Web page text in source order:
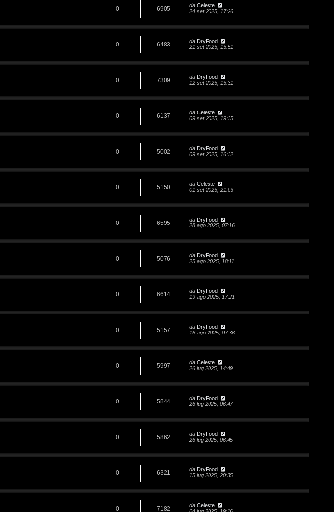
0 6905 da Celeste
24 set 2025, 17:26
0 6483 da DryFood
21 set 2025, 15:51
0 7309 da DryFood
12 set 2025, 15:31
0 6137 da Celeste
09 set 2025, 19:35
0 5002 da DryFood
09 set 2025, 16:32
0 5150 da Celeste
01 set 2025, 21:03
0 6595 da DryFood
28 ago 2025, 07:16
0 5076 da DryFood
25 ago 2025, 18:11
0 6614 da DryFood
19 ago 2025, 17:21
0 5157 da DryFood
16 ago 2025, 07:36
0 5997 da Celeste
26 lug 2025, 14:49
0 5844 da DryFood
26 lug 2025, 06:47
0 5862 da DryFood
26 lug 2025, 06:45
0 6321 da DryFood
15 lug 2025, 20:35
0 7182 da Celeste